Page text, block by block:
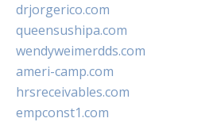
drjorgerico.com
queensushipa.com
wendyweimerdds.com
ameri-camp.com
hrsreceivables.com
empconst1.com